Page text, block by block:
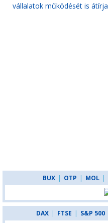
vállalatok működését is átírja
BUX | OTP | MOL |
DAX | FTSE | S&P 500